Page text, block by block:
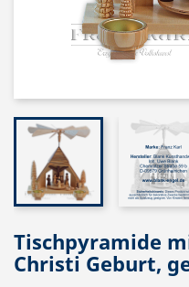
Tischpyramide
Christi Geburt,